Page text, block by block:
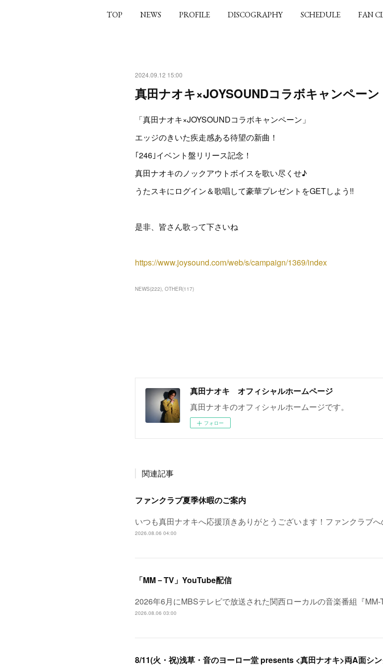
TOP NEWS PROFILE DISCOGRAPHY SCHEDULE FAN
2024.09.12 15:00
真田ナオキ×JOYSOUNDコラボキャンペーン
「真田ナオキ×JOYSOUNDコラボキャンペーン」
エッジのきいた疾走感ある待望の新曲！
｢246｣イベント盤リリース記念！
真田ナオキのノックアウトボイスを歌い尽くせ♪
うたスキにログイン＆歌唱して豪華プレゼントをGETしよう!!
是非、皆さん歌って下さいね
https://www.joysound.com/web/s/campaign/1369/index
NEWS(222) OTHER(117)
真田ナオキ オフィシャルホームページ
真田ナオキのオフィシャルホームージです。
フォロー
関連記事
ファンクラブ夏季休暇のご案内
いつも真田ナオキへ応援頂きありがとうございます！ファンクラブ
2026.08.06 04:00
「MM－TV」YouTube配信
2026年6月にMBSテレビで放送された関西ローカルの音楽番組『
2026.08.06 03:00